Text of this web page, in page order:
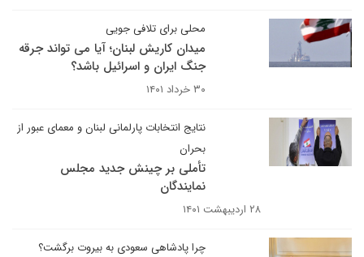
محلی برای تلافی جویی
میدان کاریش لبنان؛ آیا می تواند جرقه
جنگ ایران و اسرائیل باشد؟
۳۰ خرداد ۱۴۰۱
نتایج انتخابات پارلمانی لبنان و معمای عبور از
بحران
تأملی بر چینش جدید مجلس
نمایندگان
۲۸ اردیبهشت ۱۴۰۱
چرا پادشاهی سعودی به بیروت برگشت؟